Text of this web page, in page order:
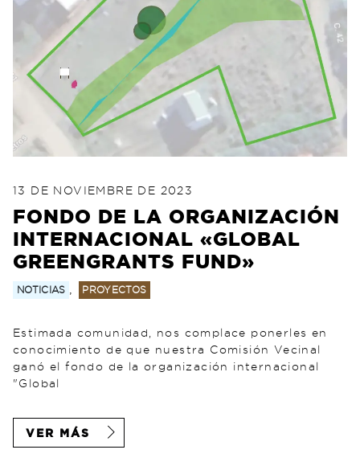
POSTED ON
13 DE NOVIEMBRE DE 2023
FONDO DE LA ORGANIZACIÓN
INTERNACIONAL «GLOBAL
GREENGRANTS FUND»
NOTICIAS PROYECTOS
Estimada comunidad, nos complace ponerles en
conocimiento de que nuestra Comisión Vecinal
ganó el fondo de la organización internacional
"Global
VER MÁS